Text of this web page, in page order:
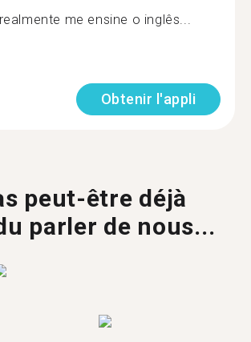
me ensine o inglês...
Obtenir l'appli
peut-être déjà
parler de nous...